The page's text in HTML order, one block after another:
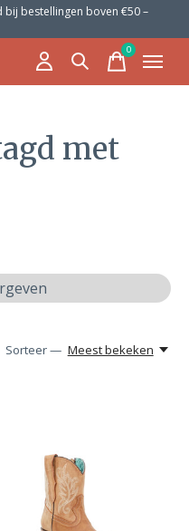
bij bestellingen boven €50 –
0items
met
Sorteer — Meest bekeken